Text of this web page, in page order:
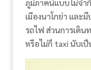
ภูมิภาคนี้แบบไม่จำ
เมืองนาโกย่า และ
รถไฟ ส่วนการเดิน
หรือไม่ก็ taxi นับเป็